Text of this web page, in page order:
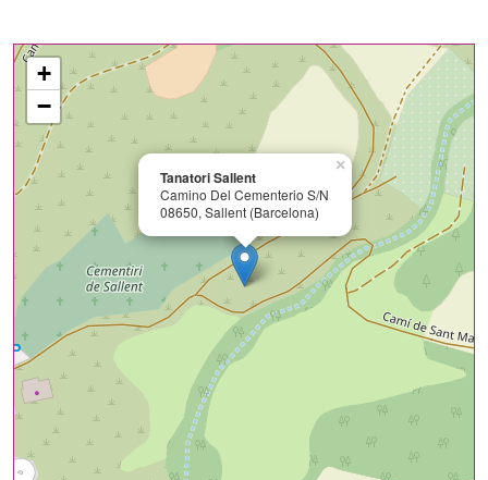
Tanatori Sallent
Camino Del Cementerio S/N
08650, Sallent (Barcelona)
×
+
−